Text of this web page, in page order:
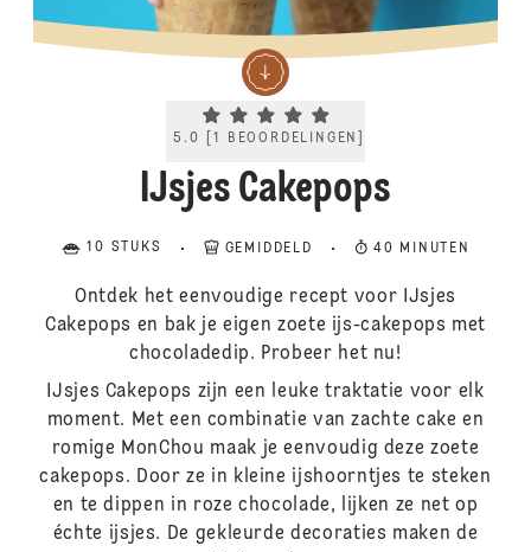
Current rating 5.0. Click to rate.
5.0 [1 BEOORDELINGEN
IJsjes Cakepops
10 STUKS GEMIDDELD 40 MINUTEN
Ontdek het eenvoudige recept voor IJsjes
Cakepops en bak je eigen zoete ijs-cakepops met
chocoladedip. Probeer het nu!
IJsjes Cakepops zijn een leuke traktatie voor elk
moment. Met een combinatie van zachte cake en
romige MonChou maak je eenvoudig deze zoete
cakepops. Door ze in kleine ijshoorntjes te steken
en te dippen in roze chocolade, lijken ze net op
échte ijsjes. De gekleurde decoraties maken de